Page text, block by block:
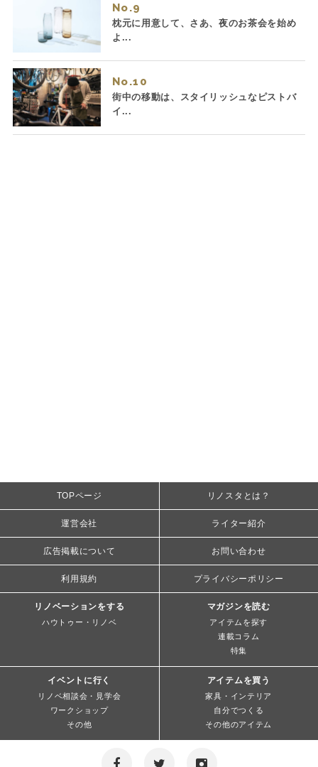
No.
枕元に用意して、さあ、夜のお茶会を始め
よ...
No.
街中の移動は、スタイリッシュなピストバ
イ...
TOPページ リノスタとは？
運営会社 ライター紹介
広告掲載について お問い合わせ
利用規約 プライバシーポリシー
リノベーションをする
ハウトゥー・リノベ
マガジンを読む
アイテムを探す
連載コラム
特集
イベントに行く
リノベ相談会・見学会
ワークショップ
その他
アイテムを買う
家具・インテリア
自分でつくる
その他のアイテム